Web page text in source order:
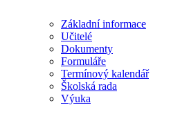
Základní informace
Učitelé
Dokumenty
Formuláře
Termínový kalendář
Školská rada
Výuka